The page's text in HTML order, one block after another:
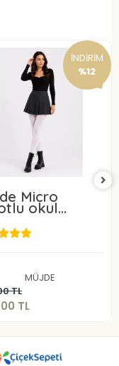
İNDİRİM
%12
Micro
okul
50 Denye 3
MÜJDE
TL
TL
Sepete Ekle